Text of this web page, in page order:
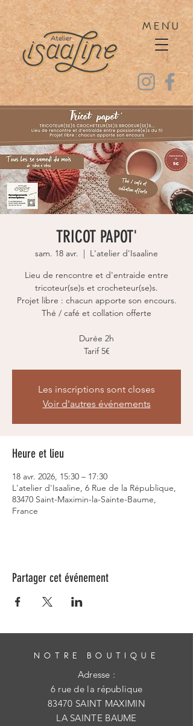
MENU
TRICOT PAPOT'
sam. 18 avr.
  |
L'atelier d'Isaaline
Lieu de rencontre et d'entraide entre
tricoteur(se)s et crocheteur(se)s.
Projet libre : chacun apporte son encours.
Thé / café et collation offerte
Durée 2h
Tarif 5€
Les inscriptions sont closes
Voir d'autres événements
Heure et lieu
18 avr. 2026, 15:30 – 17:30
L'atelier d'Isaaline, 6 Rue de la République,
83470 Saint-Maximin-la-Sainte-Baume,
France
Partager cet événement
NOTRE BOUTIQUE
Adresse :
6 rue de la république
83470 SAINT MAXIMIN
LA SAINTE BAUME